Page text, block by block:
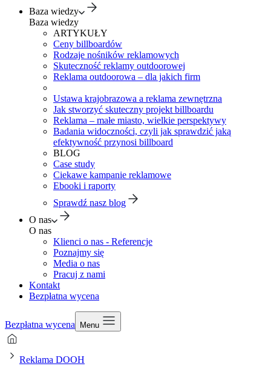
Baza wiedzy
Baza wiedzy
ARTYKUŁY
Ceny billboardów
Rodzaje nośników reklamowych
Skuteczność reklamy outdoorowej
Reklama outdoorowa – dla jakich firm
Ustawa krajobrazowa a reklama zewnętrzna
Jak stworzyć skuteczny projekt billboardu
Reklama – małe miasto, wielkie perspektywy
Badania widoczności, czyli jak sprawdzić jaką
efektywność przynosi billboard
BLOG
Case study
Ciekawe kampanie reklamowe
Ebooki i raporty
Sprawdź nasz blog
O nas
O nas
Klienci o nas - Referencje
Poznajmy się
Media o nas
Pracuj z nami
Kontakt
Bezpłatna wycena
Bezpłatna wycena Menu
Reklama DOOH